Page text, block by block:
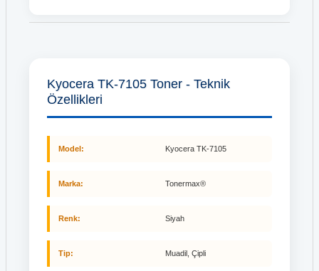
Kyocera TK-7105 Toner - Teknik
Özellikleri
Model: Kyocera TK-7105
Marka: Tonermax®
Renk: Siyah
Tip: Muadil, Çipli